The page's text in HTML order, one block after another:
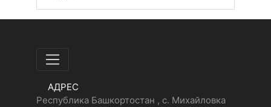
АДРЕС
Республика Башкортостан , с. Михайловка